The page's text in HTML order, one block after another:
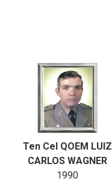
Ten Cel QOEM LUIZ
CARLOS WAGNER
1990